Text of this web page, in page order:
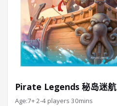
Pirate Legends 秘岛迷航
Age:7+ 2-4 players 30mins